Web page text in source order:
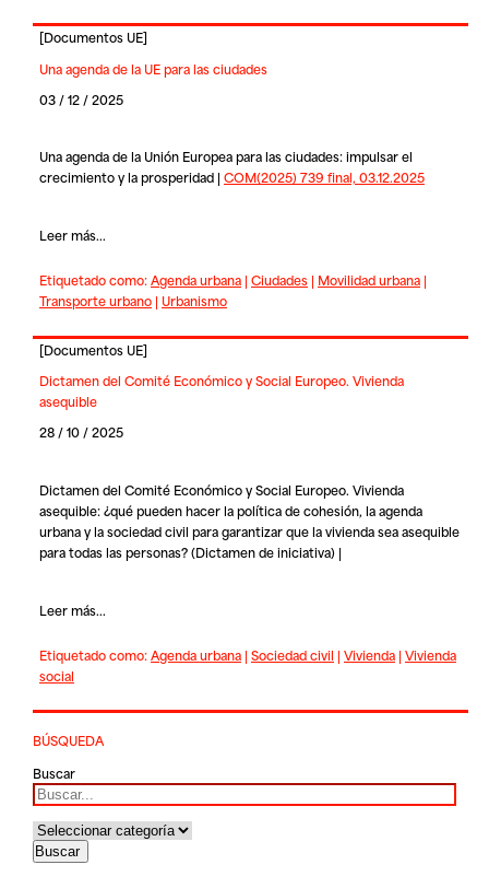
[Documentos UE]
Una agenda de la UE para las ciudades
03 / 12 / 2025
Una agenda de la Unión Europea para las ciudades: impulsar el
crecimiento y la prosperidad | COM(2025) 739 final, 03.12.2025
Leer más...
Etiquetado como:Agenda urbana| Ciudades| Movilidad urbana|
Transporte urbano| Urbanismo
[Documentos UE]
Dictamen del Comité Económico y Social Europeo. Vivienda
asequible
28 / 10 / 2025
Dictamen del Comité Económico y Social Europeo. Vivienda
asequible: ¿qué pueden hacer la política de cohesión, la agenda
urbana y la sociedad civil para garantizar que la vivienda sea asequible
para todas las personas? (Dictamen de iniciativa) |
Leer más...
Etiquetado como:Agenda urbana| Sociedad civil | Vivienda| Vivienda
social
BÚSQUEDA
Buscar